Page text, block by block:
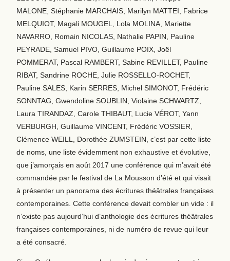
MALONE, Stéphanie MARCHAIS, Marilyn MATTEI, Fabrice
MELQUIOT, Magali MOUGEL, Lola MOLINA, Mariette
NAVARRO, Romain NICOLAS, Nathalie PAPIN, Pauline
PEYRADE, Samuel PIVO, Guillaume POIX, Joël
POMMERAT, Pascal RAMBERT, Sabine REVILLET, Pauline
RIBAT, Sandrine ROCHE, Julie ROSSELLO-ROCHET,
Pauline SALES, Karin SERRES, Michel SIMONOT, Frédéric
SONNTAG, Gwendoline SOUBLIN, Violaine SCHWARTZ,
Laura TIRANDAZ, Carole THIBAUT, Lucie VÉROT, Yann
VERBURGH, Guillaume VINCENT, Frédéric VOSSIER,
Clémence WEILL, Dorothée ZUMSTEIN, c’est par cette liste
de noms, une liste évidemment non exhaustive et évolutive,
que j’amorçais en août 2017 une conférence qui m’avait été
commandée par le festival de La Mousson d’été et qui visait
à présenter un panorama des écritures théâtrales françaises
contemporaines. Cette conférence devait combler un vide : il
n’existe pas aujourd’hui d’anthologie des écritures théâtrales
françaises contemporaines, ni de numéro de revue qui leur
a été consacré.